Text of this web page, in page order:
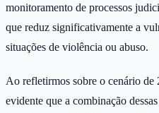
monitoramento de processos
que reduz significativamente a
situações de violência ou abuso.
Ao refletirmos sobre o cenário de
evidente que a combinação